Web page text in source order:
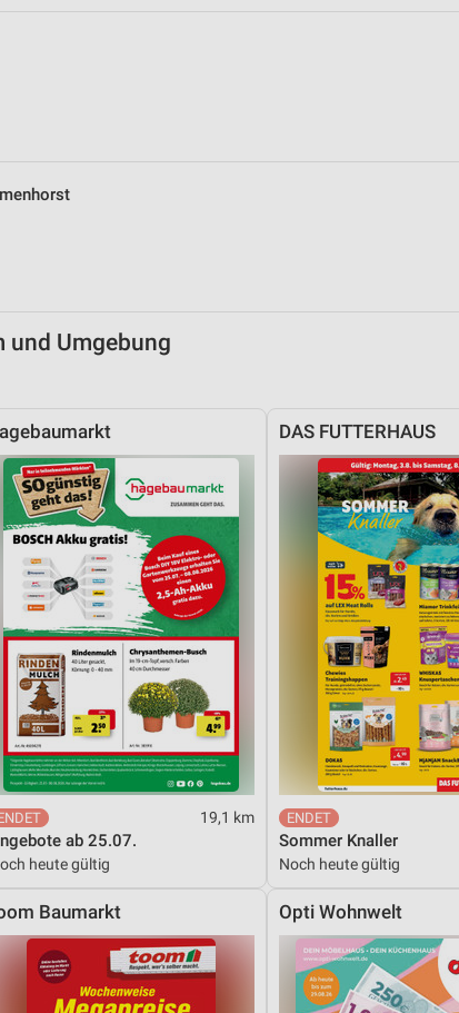
und Umgebung
19,1 km
ab 25.07.
heute gültig
DAS FUTTERHAUS
Sommer Knaller
Noch heute gültig
Baumarkt Opti Wohnwelt
von Daten aus verschiedenen